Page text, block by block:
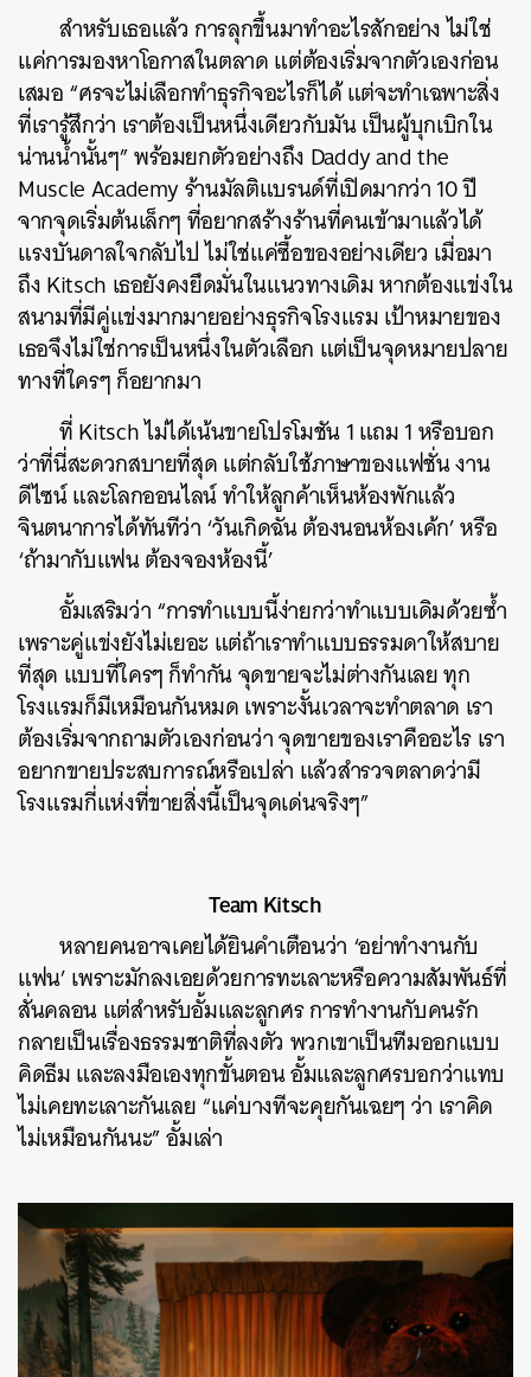
สำหรับเธอแล้ว การลุกขึ้นมาทำอะไรสักอย่าง ไม่ใช่
แค่การมองหาโอกาสในตลาด แต่ต้องเริ่มจากตัวเองก่อน
เสมอ “ศรจะไม่เลือกทำธุรกิจอะไรก็ได้ แต่จะทำเฉพาะสิ่ง
ที่เรารู้สึกว่า เราต้องเป็นหนึ่งเดียวกับมัน เป็นผู้บุกเบิกใน
น่านน้ำนั้นๆ” พร้อมยกตัวอย่างถึง Daddy and the
Muscle Academy ร้านมัลติแบรนด์ที่เปิดมากว่า 10 ปี
จากจุดเริ่มต้นเล็กๆ ที่อยากสร้างร้านที่คนเข้ามาแล้วได้
แรงบันดาลใจกลับไป ไม่ใช่แค่ซื้อของอย่างเดียว เมื่อมา
ถึง Kitsch เธอยังคงยึดมั่นในแนวทางเดิม หากต้องแข่งใน
สนามที่มีคู่แข่งมากมายอย่างธุรกิจโรงแรม เป้าหมายของ
เธอจึงไม่ใช่การเป็นหนึ่งในตัวเลือก แต่เป็นจุดหมายปลาย
ทางที่ใครๆ ก็อยากมา
ที่ Kitsch ไม่ได้เน้นขายโปรโมชัน 1 แถม 1 หรือบอก
ว่าที่นี่สะดวกสบายที่สุด แต่กลับใช้ภาษาของแฟชั่น งาน
ดีไซน์ และโลกออนไลน์ ทำให้ลูกค้าเห็นห้องพักแล้ว
จินตนาการได้ทันทีว่า ‘วันเกิดฉัน ต้องนอนห้องเค้ก’ หรือ
‘ถ้ามากับแฟน ต้องจองห้องนี้’
อั้มเสริมว่า “การทำแบบนี้ง่ายกว่าทำแบบเดิมด้วยซ้ำ
เพราะคู่แข่งยังไม่เยอะ แต่ถ้าเราทำแบบธรรมดาให้สบาย
ที่สุด แบบที่ใครๆ ก็ทำกัน จุดขายจะไม่ต่างกันเลย ทุก
โรงแรมก็มีเหมือนกันหมด เพราะงั้นเวลาจะทำตลาด เรา
ต้องเริ่มจากถามตัวเองก่อนว่า จุดขายของเราคืออะไร เรา
อยากขายประสบการณ์หรือเปล่า แล้วสำรวจตลาดว่ามี
โรงแรมกี่แห่งที่ขายสิ่งนี้เป็นจุดเด่นจริงๆ”
Team Kitsch
หลายคนอาจเคยได้ยินคำเตือนว่า ‘อย่าทำงานกับ
แฟน’ เพราะมักลงเอยด้วยการทะเลาะหรือความสัมพันธ์ที่
สั่นคลอน แต่สำหรับอั้มและลูกศร การทำงานกับคนรัก
กลายเป็นเรื่องธรรมชาติที่ลงตัว พวกเขาเป็นทีมออกแบบ
คิดธีม และลงมือเองทุกขั้นตอน อั้มและลูกศรบอกว่าแทบ
ไม่เคยทะเลาะกันเลย “แค่บางทีจะคุยกันเฉยๆ ว่า เราคิด
ไม่เหมือนกันนะ” อั้มเล่า